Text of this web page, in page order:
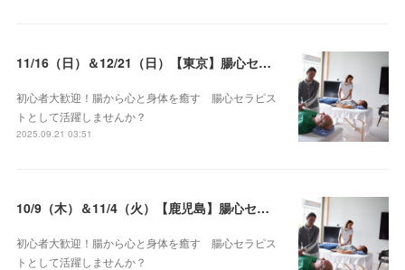
11/16（日）＆12/21（日）【東京】腸心セラピスト養成コース《２日間コース》開講決定
初心者大歓迎！腸から心と身体を癒す 腸心セラピス
トとして活躍しませんか？
2025.09.21 03:51
10/9（木）＆11/4（火）【鹿児島】腸心セラピスト養成コース《２日間コース》開講決定
初心者大歓迎！腸から心と身体を癒す 腸心セラピス
トとして活躍しませんか？